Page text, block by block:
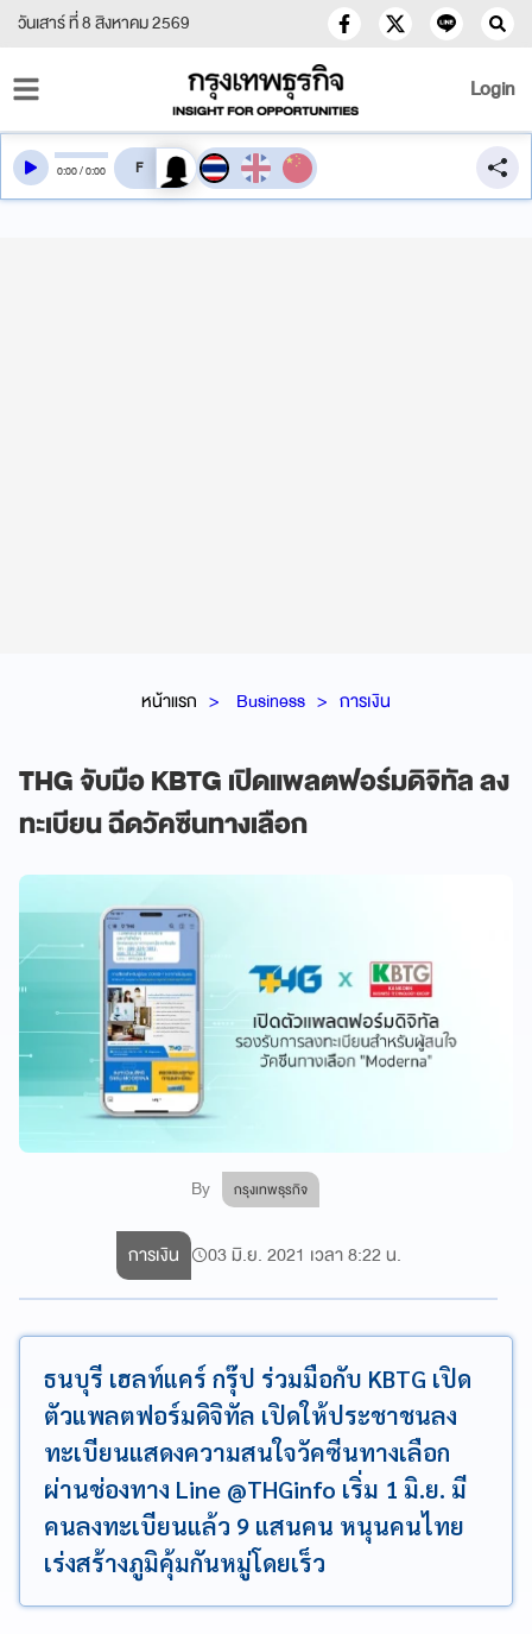
วันเสาร์ ที่ 8 สิงหาคม 2569
Login
หน้าแรก Business การเงิน
THG จับมือ KBTG เปิดแพลตฟอร์มดิจิทัล ลง
ทะเบียน ฉีดวัคซีนทางเลือก
By กรุงเทพธุรกิจ
0:00/0:00 สลับเสียงอ่าน
การเงิน 03 มิ.ย. 2021 เวลา 8:22 น.
ธนบุรี เฮลท์แคร์ กรุ๊ป ร่วมมือกับ KBTG เปิด
ตัวแพลตฟอร์มดิจิทัล เปิดให้ประชาชนลง
ทะเบียนแสดงความสนใจวัคซีนทางเลือก
ผ่านช่องทาง Line @THGinfo เริ่ม 1 มิ.ย. มี
คนลงทะเบียนแล้ว 9 แสนคน หนุนคนไทย
เร่งสร้างภูมิคุ้มกันหมู่โดยเร็ว